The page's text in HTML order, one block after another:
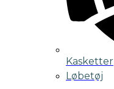
Kasketter
Løbetøj